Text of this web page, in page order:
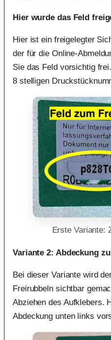
Hier wurde das Feld
Hier ist ein freigelegter
der für die Online-
Sie das Feld vorsichtig
8 stelligen
Erste Variante:
Variante 2: Abdeckung
Bei dieser Variante wird
Freirubbeln sichtbar
Abziehen des Aufklebers.
Abdeckung unten links